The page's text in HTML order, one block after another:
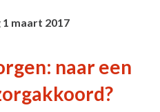
maart 2017
naar een